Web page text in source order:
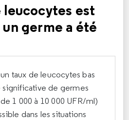
leucocytes est
germe a été
taux de leucocytes bas
significative de germes
1 000 à 10 000 UFR/ml)
dans les situations